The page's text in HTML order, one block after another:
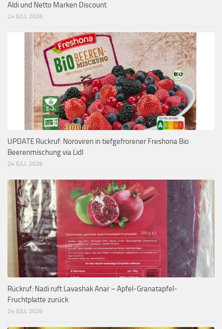
Aldi und Netto Marken Discount
24 JULI, 2026
UPDATE Rückruf: Noroviren in tiefgefrorener Freshona Bio
Beerenmischung via Lidl
24 JULI, 2026
Rückruf: Nadi ruft Lavashak Anar – Apfel-Granatapfel-
Fruchtplatte zurück
24 JULI, 2026